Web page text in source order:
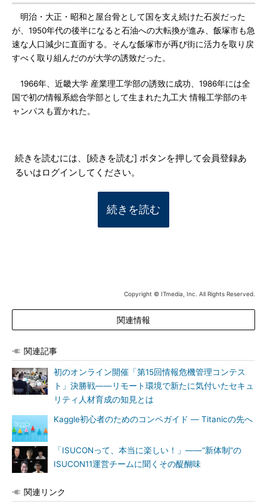
明治・大正・昭和と屋台骨として国を支え続けた石炭だった
が、1950年代の後半になると石油への大転換が進み、飯塚市も急
速な人口減少に直面する。そんな飯塚市が再び街に活力を取り戻
すべく取り組んだのが大学の誘致だった。
1966年、近畿大学 産業理工学部の誘致に成功、1986年には全
国で初の情報系総合学部として生まれた九工大 情報工学部のキ
ャンパスも置かれた。
続きを読むには、[続きを読む] ボタンを押して会員登録あ
るいはログインしてください。
続きを読む
Copyright © ITmedia, Inc. All Rights Reserved.
関連情報
関連記事
初のオンライン開催「第15回情報危機管理コンテス
ト」決勝戦――リモート環境で新たに気付いたセキュ
リティ人材育成の知見とは
Kaggle初心者のためのコンペガイド ― Titanicの先へ
「ISUCONって、本当に楽しい！」――“新体制”の
ISUCON11運営チームに聞くその醍醐味
関連リンク